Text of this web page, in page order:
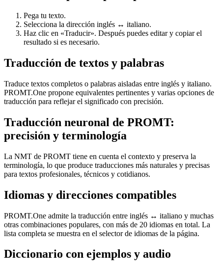
Pega tu texto.
Selecciona la dirección inglés ↔ italiano.
Haz clic en «Traducir». Después puedes editar y copiar el
resultado si es necesario.
Traducción de textos y palabras
Traduce textos completos o palabras aisladas entre inglés y italiano.
PROMT.One propone equivalentes pertinentes y varias opciones de
traducción para reflejar el significado con precisión.
Traducción neuronal de PROMT:
precisión y terminología
La NMT de PROMT tiene en cuenta el contexto y preserva la
terminología, lo que produce traducciones más naturales y precisas
para textos profesionales, técnicos y cotidianos.
Idiomas y direcciones compatibles
PROMT.One admite la traducción entre inglés ↔ italiano y muchas
otras combinaciones populares, con más de 20 idiomas en total. La
lista completa se muestra en el selector de idiomas de la página.
Diccionario con ejemplos y audio